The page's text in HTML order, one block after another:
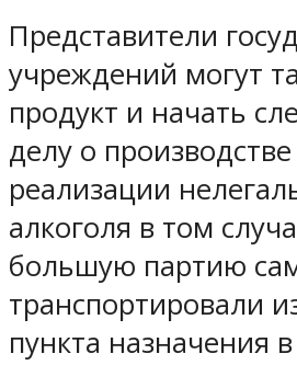
Представители
учреждений могут
продукт и начать
делу о
реализации
алкоголя в том
большую партию
транспортировали
пункта назначения